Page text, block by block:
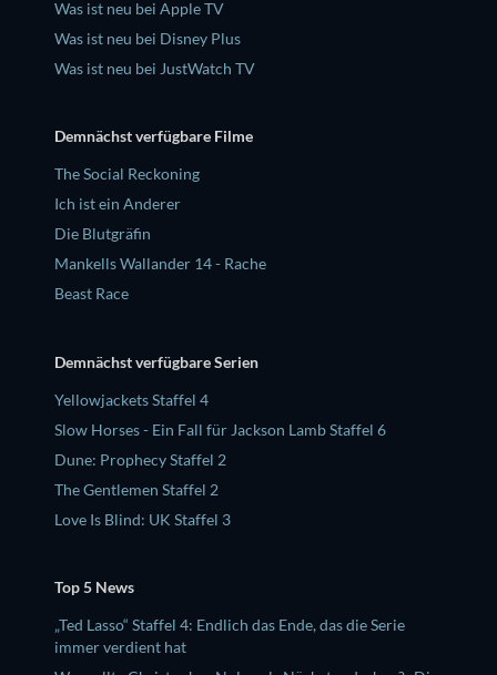
Was ist neu bei Apple TV
Was ist neu bei Disney Plus
Was ist neu bei JustWatch TV
Demnächst verfügbare Filme
The Social Reckoning
Ich ist ein Anderer
Die Blutgräfin
Mankells Wallander 14 - Rache
Beast Race
Demnächst verfügbare Serien
Yellowjackets Staffel 4
Slow Horses - Ein Fall für Jackson Lamb Staffel 6
Dune: Prophecy Staffel 2
The Gentlemen Staffel 2
Love Is Blind: UK Staffel 3
Top 5 News
„Ted Lasso“ Staffel 4: Endlich das Ende, das die Serie
immer verdient hat